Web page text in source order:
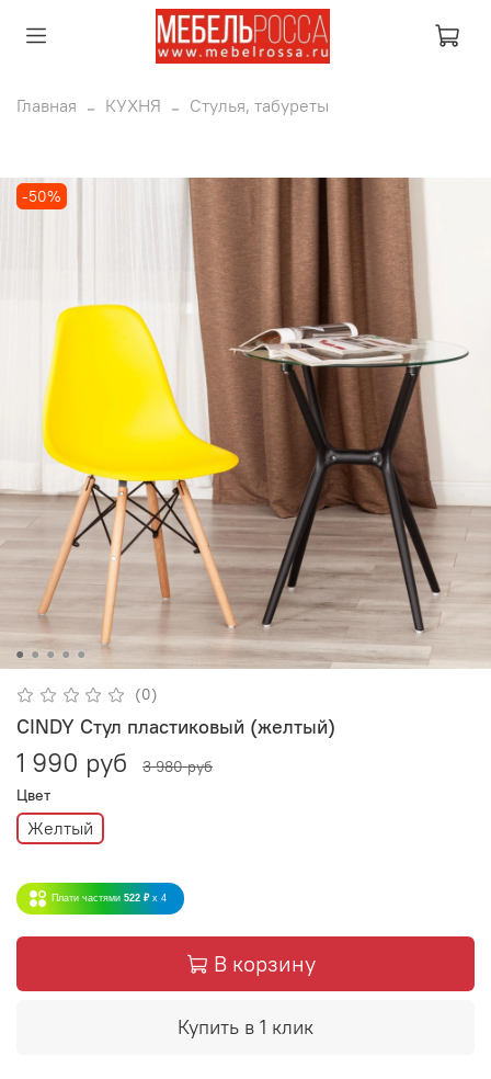
Главная КУХНЯ Стулья, табуреты
-50%
(0)
CINDY Стул пластиковый (желтый)
1 990 руб
3 980 руб
Цвет
Желтый
Плати частями 522 ₽ x 4
В корзину
Купить в 1 клик